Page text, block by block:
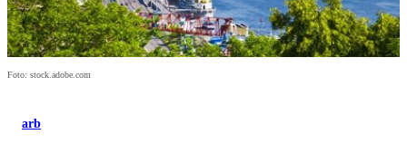
Foto: stock.adobe.com
arb